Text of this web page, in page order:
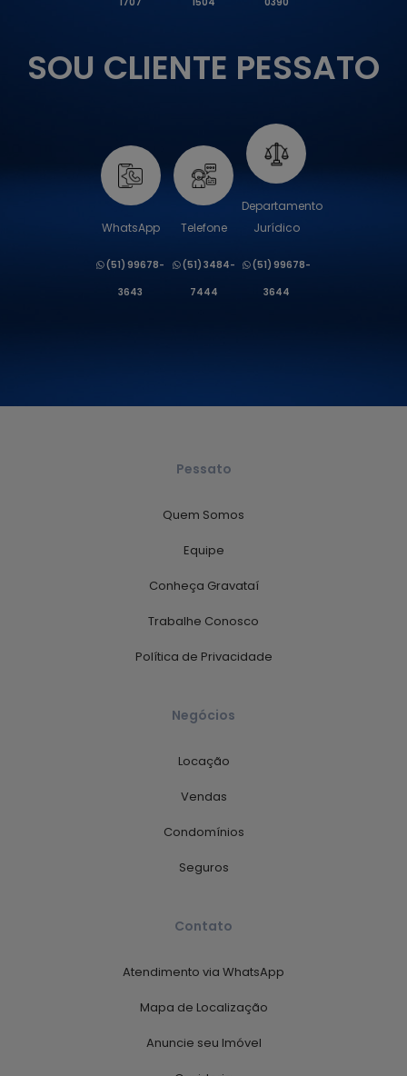
SOU CLIENTE PESSATO
WhatsApp
(51) 99678-
3643
Telefone
(51) 3484-
7444
Departamento
Jurídico
(51) 99678-
3644
Pessato
Quem Somos
Equipe
Conheça Gravataí
Trabalhe Conosco
Política de Privacidade
Negócios
Locação
Vendas
Condomínios
Seguros
Contato
Atendimento via WhatsApp
Mapa de Localização
Anuncie seu Imóvel